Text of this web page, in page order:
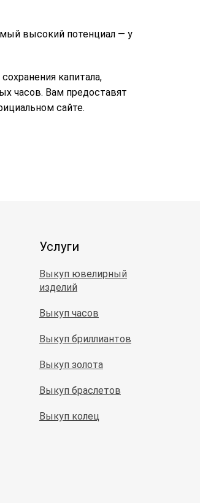
высокий потенциал — у
капитала,
часов. Вам предоставят
сайте.
Услуги
Выкуп ювелирный
изделий
Выкуп часов
Выкуп бриллиантов
Выкуп золота
Выкуп браслетов
Выкуп колец